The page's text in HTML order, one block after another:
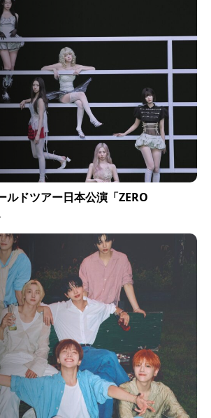
ドツアー日本公演「ZERO